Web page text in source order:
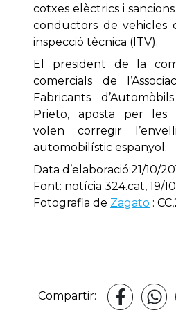
cotxes elèctrics i
conductors de vehicles
inspecció tècnica (ITV).
El president de la
comercials de
Fabricants
Prieto, aposta per les
volen corregir
automobilístic espanyol.
Data d’elaboració:21/10/
Font: notícia 324.cat, 19/
Fotografia de Zagato :
Compartir: